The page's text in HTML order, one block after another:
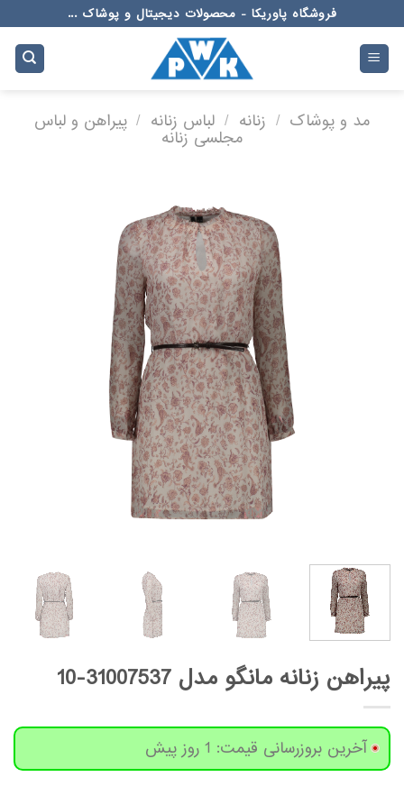
to
content
فروشگاه پاوریکا - محصولات دیجیتال و پوشاک ...
مد و پوشاک / زنانه / لباس زنانه / پیراهن و لباس
مجلسی زنانه
پیراهن زنانه مانگو مدل 31007537-10
آخرین بروزرسانی قیمت: 1 روز پیش